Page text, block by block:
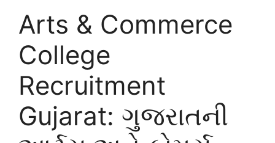
Arts & Commerce
College
Recruitment
Gujarat: ગુજરાતની